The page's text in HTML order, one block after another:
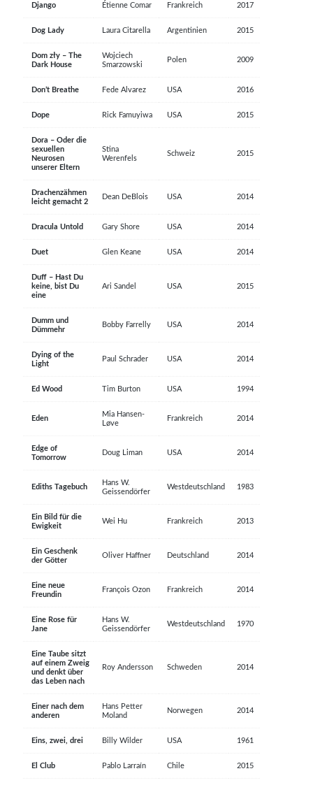
Django Étienne Comar Frankreich 2017
Dog Lady Laura Citarella Argentinien 2015
Dom zły – The
Dark House
Wojciech
Smarzowski
Polen 2009
Don’t Breathe Fede Alvarez USA 2016
Dope Rick Famuyiwa USA 2015
Dora – Oder die
sexuellen
Neurosen
unserer Eltern
Stina
Werenfels
Schweiz 2015
Drachenzähmen
leicht gemacht 2
Dean DeBlois USA 2014
Dracula Untold Gary Shore USA 2014
Duet Glen Keane USA 2014
Duff – Hast Du
keine, bist Du
eine
Ari Sandel USA 2015
Dumm und
Dümmehr
Bobby Farrelly USA 2014
Dying of the
Light
Paul Schrader USA 2014
Ed Wood Tim Burton USA 1994
Eden
Mia Hansen-
Løve
Frankreich 2014
Edge of
Tomorrow
Doug Liman USA 2014
Ediths Tagebuch
Hans W.
Geissendörfer
Westdeutschland 1983
Ein Bild für die
Ewigkeit
Wei Hu Frankreich 2013
Ein Geschenk
der Götter
Oliver Haffner Deutschland 2014
Eine neue
Freundin
François Ozon Frankreich 2014
Eine Rose für
Jane
Hans W.
Geissendörfer
Westdeutschland 1970
Eine Taube sitzt
auf einem Zweig
und denkt über
das Leben nach
Roy Andersson Schweden 2014
Einer nach dem
anderen
Hans Petter
Moland
Norwegen 2014
Eins, zwei, drei Billy Wilder USA 1961
El Club Pablo Larraín Chile 2015
MENÜ
Magazin
Neue Artikel
Heimkinostarts
Filme A-Z
Archiv
ÜBER UNS
Leitlinien
Kontakt
Impressum
VERBINDEN
Twitter